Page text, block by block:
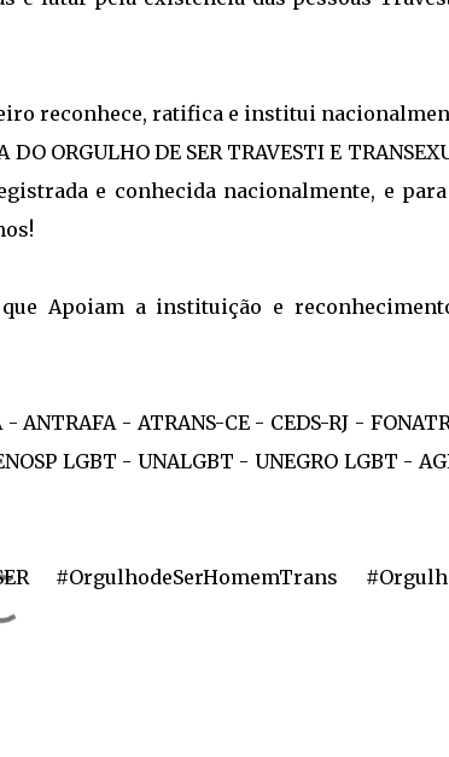
reconhece, ratifica e institui
ORGULHO DE SER TRAVESTI E
e conhecida nacionalmente, e
Apoiam a instituição e
- ATRANS-CE - CEDS-RJ -
LGBT - UNALGBT - UNEGRO LGBT -
#OrgulhodeSerHomemTrans